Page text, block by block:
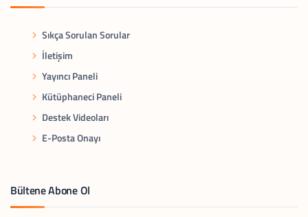
Sıkça Sorulan Sorular
İletişim
Yayıncı Paneli
Kütüphaneci Paneli
Destek Videoları
E-Posta Onayı
Bültene Abone Ol